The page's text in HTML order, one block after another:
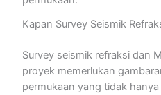
Kapan Survey Seismik
Survey seismik refraksi dan
proyek memerlukan
permukaan yang tidak